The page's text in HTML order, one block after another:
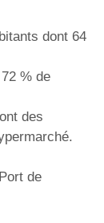
dont 64
% de
des
de